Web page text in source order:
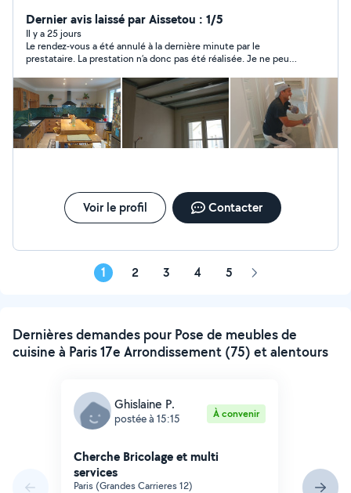
n'hésitez pas à me contacter.
Dernier avis laissé par Aissetou : 1/5
Il y a 25 jours
Le rendez-vous a été annulé à la dernière minute par le
prestataire. La prestation n’a donc pas été réalisée. Je ne peux
dernière minute a été décevante.
Voir le profil Contacter
1 2 3 4 5 Page
Dernières demandes pour Pose de meubles de
cuisine à Paris 17e Arrondissement (75) et alentours
Ghislaine P.
postée à 15:15 À convenir
Cherche Bricolage et multi
services
Paris (Grandes Carrieres 12)